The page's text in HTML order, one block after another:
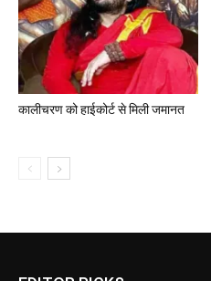
कालीचरण को हाईकोर्ट से मिली जमानत